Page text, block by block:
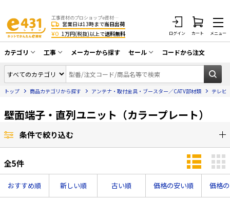
工事資材のプロショップe資材 CATV・アンテナ・防犯・光・LAN・電気・空調工事など
営業日は13時まで当日出荷
¥0 1万円(税抜)以上で送料無料 ログイン カート メニュー
カテゴリ
同軸ケーブル／テレビ用接栓／関連工具
アンテナ・取付金具・ブースター／CATV
配線補助具（モール・結束バンド・テー
プ類 他）
防犯工事関連
光ファイバー・融着接続機関連
工事
CATV・アンテナ工事
光工事・FTTH工事
エアコン・換気扇工事
防犯カメラ工事
LAN配線工事
電気配管工事
メーカーから探す セール
在庫一掃セール
コードから注文
トップ 商品カテゴリから探す アンテナ・取付金具・ブースター／CATV部材類 テレビ
壁面端子・直列ユニット（カラープレート）
条件で絞り込む
全5件
おすすめ順 新しい順 古い順 価格の安い順 価格